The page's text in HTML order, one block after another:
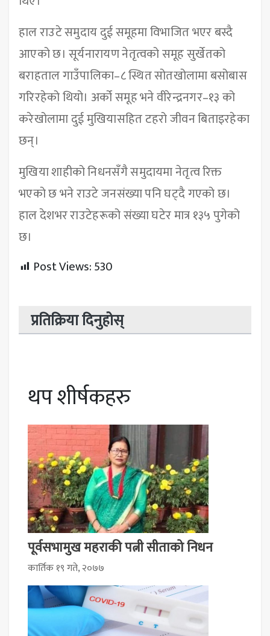
हाल राउटे समुदाय दुई समूहमा विभाजित भएर बस्दै
आएको छ। सूर्यनारायण नेतृत्वको समूह सुर्खेतको
बराहताल गाउँपालिका–८ स्थित सोतखोलामा बसोबास
गरिरहेको थियो। अर्को समूह भने वीरेन्द्रनगर–१३ को
करेखोलामा दुई मुखियासहित टहरो जीवन बिताइरहेका
छन्।
मुखिया शाहीको निधनसँगै समुदायमा नेतृत्व रिक्त
भएको छ भने राउटे जनसंख्या पनि घट्दै गएको छ।
हाल देशभर राउटेहरूको संख्या घटेर मात्र १३५ पुगेको
छ।
Post Views:530
प्रतिक्रिया दिनुहोस्
थप शीर्षकहरु
पूर्वसभामुख महराकी पत्नी सीताको निधन
कार्तिक १९ गते, २०७७